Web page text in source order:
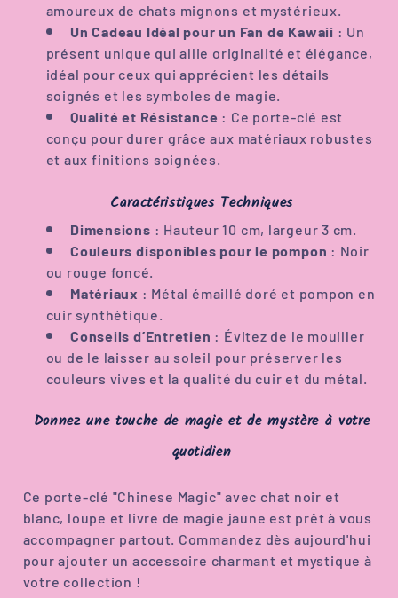
amoureux de chats mignons et mystérieux.
Un Cadeau Idéal pour un Fan de Kawaii : Un
présent unique qui allie originalité et élégance,
idéal pour ceux qui apprécient les détails
soignés et les symboles de magie.
Qualité et Résistance : Ce porte-clé est
conçu pour durer grâce aux matériaux robustes
et aux finitions soignées.
Caractéristiques Techniques
Dimensions : Hauteur 10 cm, largeur 3 cm.
Couleurs disponibles pour le pompon : Noir
ou rouge foncé.
Matériaux : Métal émaillé doré et pompon en
cuir synthétique.
Conseils d’Entretien : Évitez de le mouiller
ou de le laisser au soleil pour préserver les
couleurs vives et la qualité du cuir et du métal.
Donnez une touche de magie et de mystère à votre
quotidien
Ce porte-clé "Chinese Magic" avec chat noir et
blanc, loupe et livre de magie jaune est prêt à vous
accompagner partout. Commandez dès aujourd'hui
pour ajouter un accessoire charmant et mystique à
votre collection !